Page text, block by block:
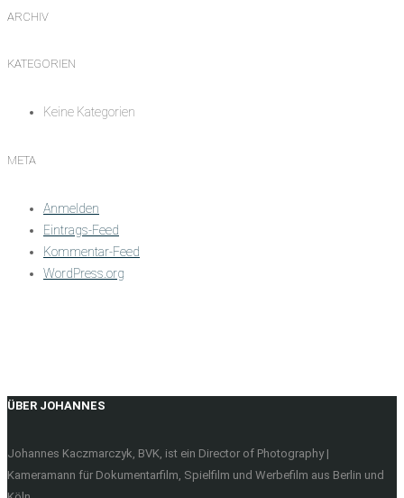
ARCHIV
KATEGORIEN
Keine Kategorien
META
Anmelden
Eintrags-Feed
Kommentar-Feed
WordPress.org
ÜBER JOHANNES
Johannes Kaczmarczyk, BVK, ist ein Director of Photography |
Kameramann für Dokumentarfilm, Spielfilm und Werbefilm aus Berlin und